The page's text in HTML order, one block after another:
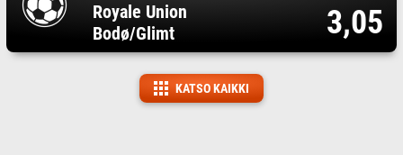
Royale Union
Bodø/Glimt
3,05
KATSO KAIKKI